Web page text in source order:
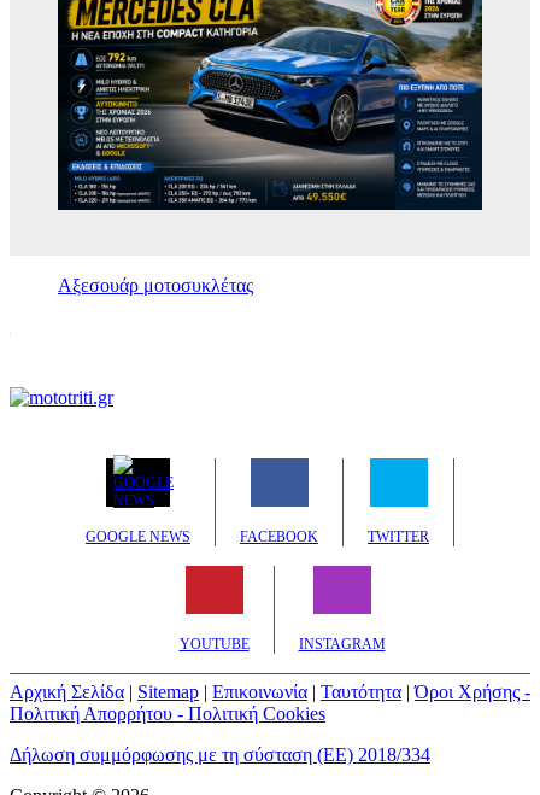
Αξεσουάρ μοτοσυκλέτας
GOOGLE NEWS FACEBOOK TWITTER
YOUTUBE INSTAGRAM
Αρχική Σελίδα | Sitemap | Επικοινωνία | Ταυτότητα |Όροι Χρήσης -
Πολιτική Απορρήτου - Πολιτική Cookies
Δήλωση συμμόρφωσης με τη σύσταση (ΕΕ) 2018/334